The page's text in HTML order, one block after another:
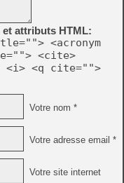
et attributs HTML:
<acronym
<cite>
<i> <q cite="">
Votre nom *
Votre adresse email *
Votre site internet